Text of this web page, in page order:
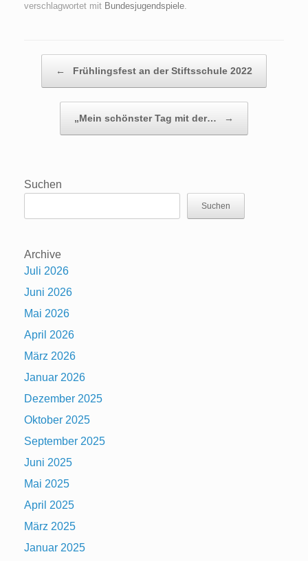
verschlagwortet mit Bundesjugendspiele.
← Frühlingsfest an der Stiftsschule 2022
„Mein schönster Tag mit der… →
Suchen
Suchen
Archive
Juli 2026
Juni 2026
Mai 2026
April 2026
März 2026
Januar 2026
Dezember 2025
Oktober 2025
September 2025
Juni 2025
Mai 2025
April 2025
März 2025
Januar 2025